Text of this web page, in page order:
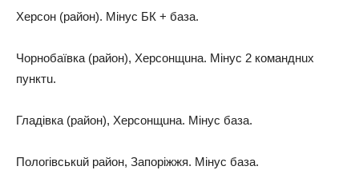
Херсон (район). Мінус БК + база.
Чорнобаївка (район), Херсонщuна. Мінус 2 команднuх
пунктu.
Гладівка (район), Херсонщuна. Мінус база.
Пологівськuй район, Запоріжжя. Мінус база.